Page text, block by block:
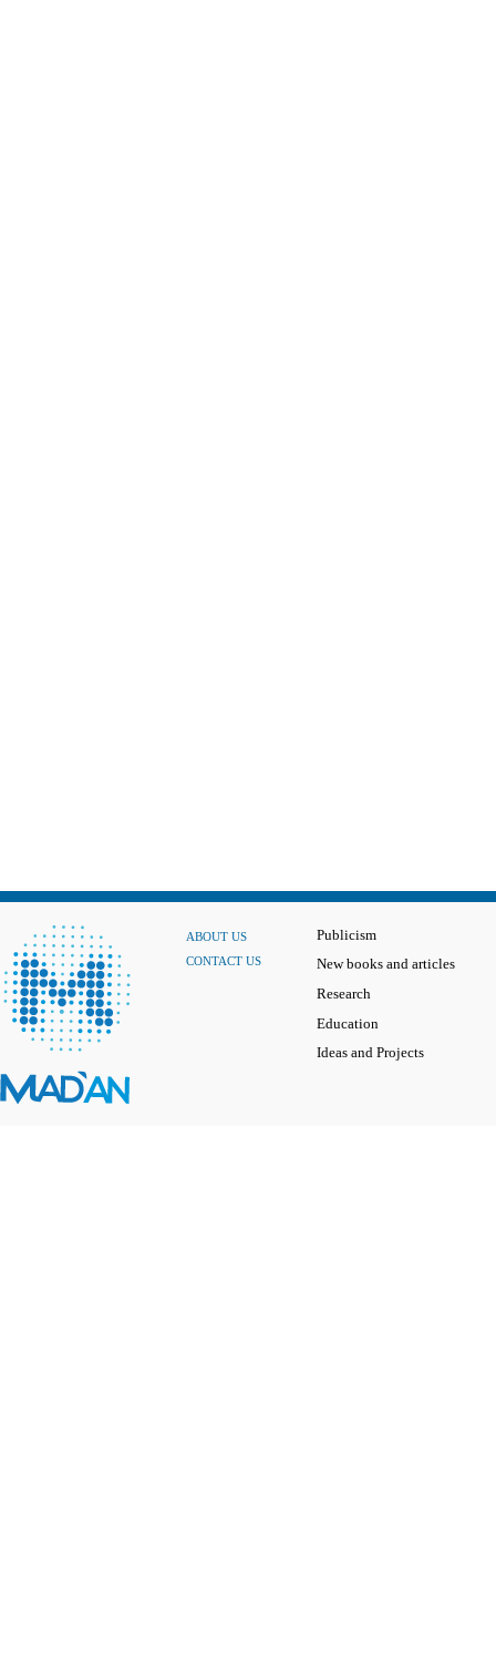
ABOUT US
CONTACT US
Publicism
New books and articles
Research
Education
Ideas and Projects